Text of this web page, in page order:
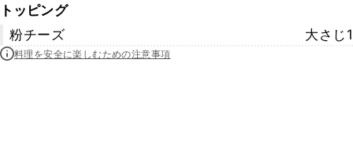
トッピング
粉チーズ
大さじ1
料理を安全に楽しむための注意事項